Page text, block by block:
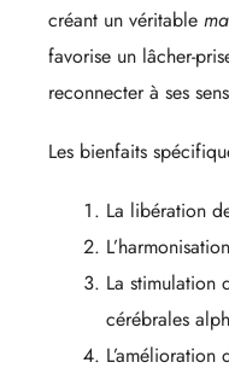
créant un véritable
favorise un lâcher-
reconnecter à ses
Les bienfaits
La libération
La stimulation
cérébrales